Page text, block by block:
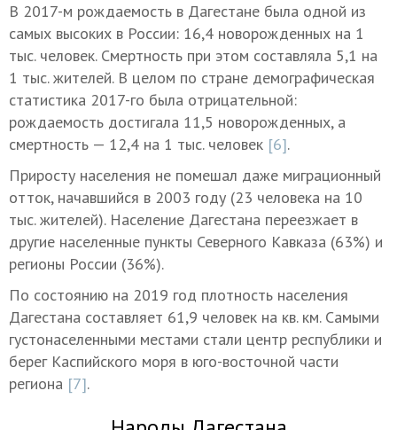
В 2017-м рождаемость в Дагестане была одной из
самых высоких в России: 16,4 новорожденных на 1
тыс. человек. Смертность при этом составляла 5,1 на
1 тыс. жителей. В целом по стране демографическая
статистика 2017-го была отрицательной:
рождаемость достигала 11,5 новорожденных, а
смертность — 12,4 на 1 тыс. человек [6].
Приросту населения не помешал даже миграционный
отток, начавшийся в 2003 году (23 человека на 10
тыс. жителей). Население Дагестана переезжает в
другие населенные пункты Северного Кавказа (63%) и
регионы России (36%).
По состоянию на 2019 год плотность населения
Дагестана составляет 61,9 человек на кв. км. Самыми
густонаселенными местами стали центр республики и
берег Каспийского моря в юго-восточной части
региона [7].